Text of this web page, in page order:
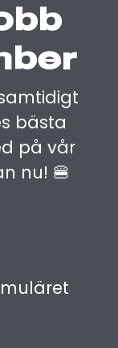
bästa
på vår
nu! 🍔